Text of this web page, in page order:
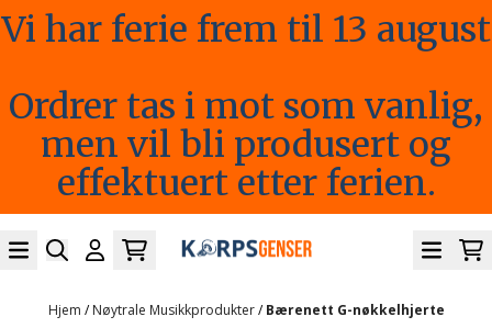
Hopp til innhold
Vi har ferie frem til 13 august
Ordrer tas i mot som vanlig,
men vil bli produsert og
effektuert etter ferien.
Hjem /Nøytrale Musikkprodukter/Bærenett G-nøkkelhjerte